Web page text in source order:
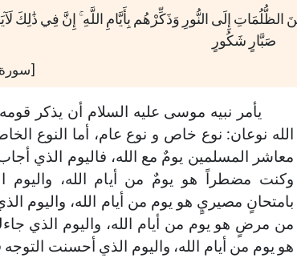
إِلَى النُّورِ وَذَكِّرْهُم بِأَيَّامِ اللَّهِ ۚ إِنَّ فِي ذَٰلِكَ
صَبَّارٍ شَكُورٍ
[سورة
يأمر نبيه موسى عليه السلام أن يذكر قومه
الله نوعان: نوع خاص و نوع عام، أما النوع
معاشر المسلمين يومٌ مع الله، فاليوم الذي
وكنت مضطراً هو يومٌ من أيام الله، واليوم
بامتحانٍ مصيريٍ هو يوم من أيام الله، واليوم
من مرضٍ هو يوم من أيام الله، واليوم الذي
هو يوم من أيام الله، واليوم الذي أحسنت التوجه
144-
تاريخ النشر :
142-خمس أمور تعينك على تربية
تاريخ النشر : 2019-09-04